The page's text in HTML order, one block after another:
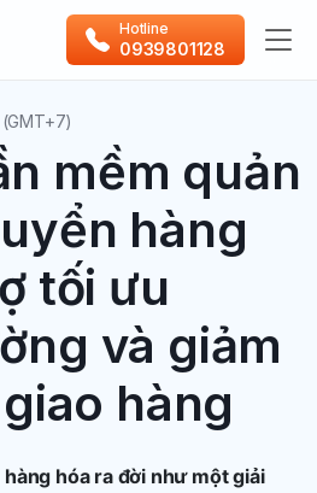
Hotline
0939801128
mềm quản
hàng
tối ưu
và giảm
hàng
hóa ra đời như một giải